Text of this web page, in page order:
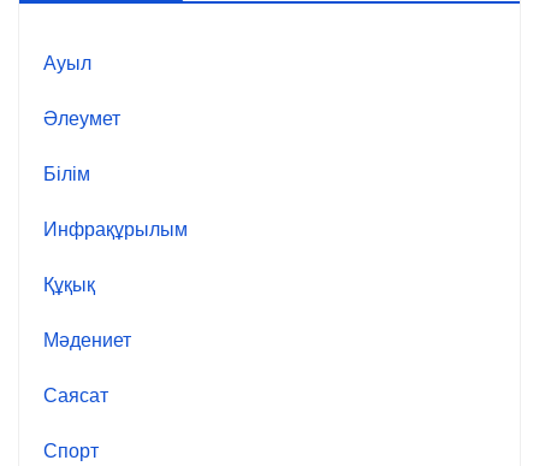
Ауыл
Әлеумет
Білім
Инфрақұрылым
Құқық
Мәдениет
Саясат
Спорт